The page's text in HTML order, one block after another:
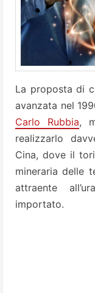
La proposta di
avanzata nel
Carlo Rubbia,
realizzarlo
Cina, dove il
mineraria delle
attraente
importato.